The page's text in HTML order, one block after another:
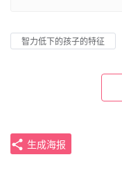
智力低下的孩子的特征
生成海报